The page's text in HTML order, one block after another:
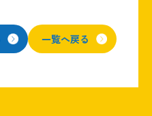
一覧へ戻る